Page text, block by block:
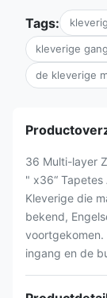
Tags:
kleverige
de kleverige
36 Multi-layer
" x36“
Kleverige die
bekend,
ingang en de